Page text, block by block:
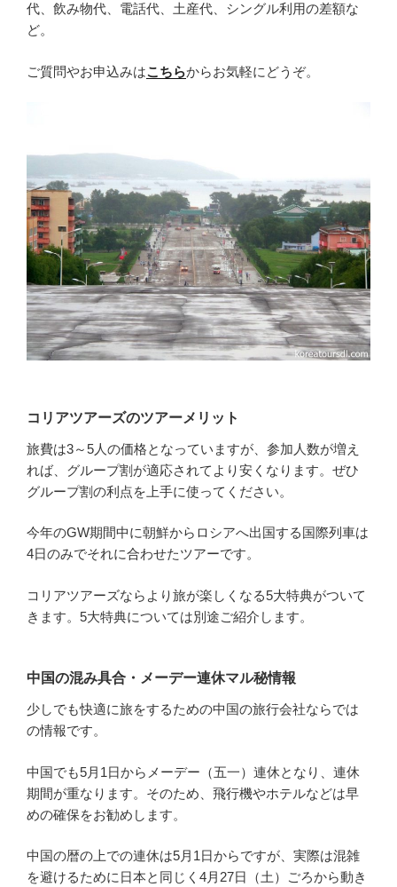
代、飲み物代、電話代、土産代、シングル利用の差額な
ど。
ご質問やお申込みはこちらからお気軽にどうぞ。
コリアツアーズのツアーメリット
旅費は3～5人の価格となっていますが、参加人数が増え
れば、グループ割が適応されてより安くなります。ぜひ
グループ割の利点を上手に使ってください。
今年のGW期間中に朝鮮からロシアへ出国する国際列車は
4日のみでそれに合わせたツアーです。
コリアツアーズならより旅が楽しくなる5大特典がついて
きます。5大特典については別途ご紹介します。
中国の混み具合・メーデー連休マル秘情報
少しでも快適に旅をするための中国の旅行会社ならでは
の情報です。
中国でも5月1日からメーデー（五一）連休となり、連休
期間が重なります。そのため、飛行機やホテルなどは早
めの確保をお勧めします。
中国の暦の上での連休は5月1日からですが、実際は混雑
を避けるために日本と同じく4月27日（土）ごろから動き